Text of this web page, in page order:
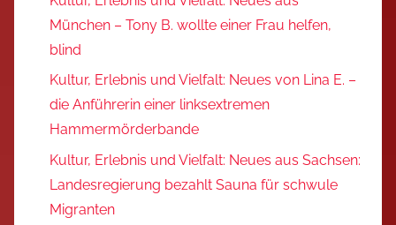
München – Tony B. wollte einer Frau helfen,
blind
Kultur, Erlebnis und Vielfalt: Neues von Lina E. –
die Anführerin einer linksextremen
Hammermörderbande
Kultur, Erlebnis und Vielfalt: Neues aus Sachsen:
Landesregierung bezahlt Sauna für schwule
Migranten